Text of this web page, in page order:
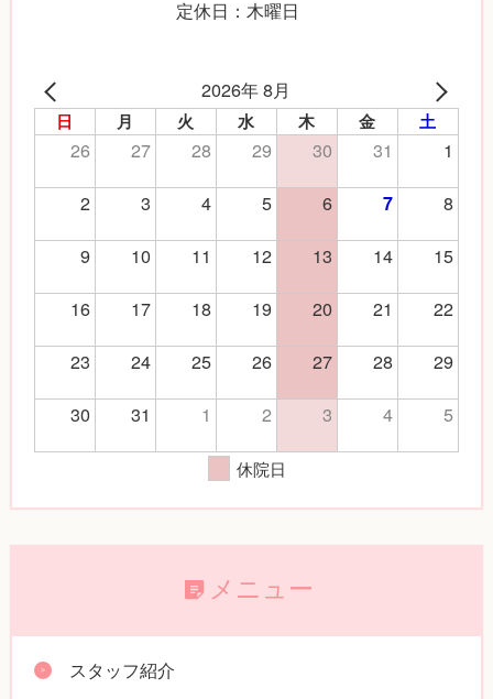
定休日：木曜日
2026年 8月
日 月 火 水 木 金 土
26 27 28 29 30 31
1
2
3 4 5 6 7
8
9
10 11 12 13 14
15
16
17 18 19 20 21
22
23
24 25 26 27 28
29
30
31 1 2 3 4 5
休院日
メニュー
スタッフ紹介